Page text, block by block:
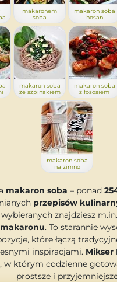
makaronem
soba
makaron soba
hosan
makaron soba
ze szpinakiem
makaron soba
z łososiem
makaron soba
na zimno
makaron soba – ponad
przepisów
znajdziesz m.in.
. To starannie
które łączą
inspiracjami. Mikser
w którym codzienne
prostsze i